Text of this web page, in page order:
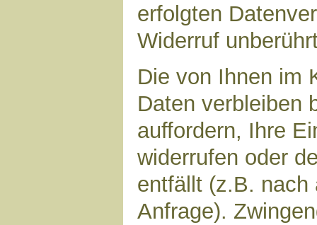
erfolgten
Widerruf
Die von Ihnen im
Daten verbleiben
auffordern, Ihre
widerrufen oder
entfällt (z.B. nach
Anfrage).